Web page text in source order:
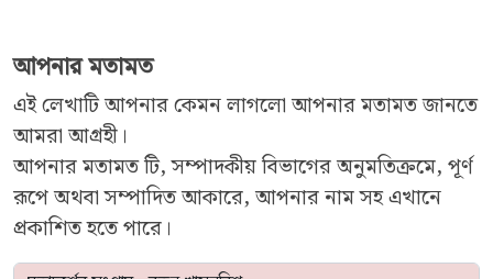
আপনার মতামত
এই লেখাটি আপনার কেমন লাগলো আপনার মতামত জানতে
আমরা আগ্রহী।
আপনার মতামত টি, সম্পাদকীয় বিভাগের অনুমতিক্রমে, পূর্ণ
রূপে অথবা সম্পাদিত আকারে, আপনার নাম সহ এখানে
প্রকাশিত হতে পারে।